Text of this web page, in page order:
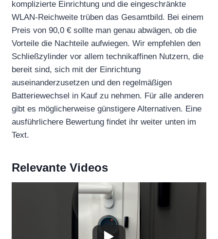
komplizierte Einrichtung und die eingeschränkte
WLAN-Reichweite trüben das Gesamtbild. Bei einem
Preis von 90,0 € sollte man genau abwägen, ob die
Vorteile die Nachteile aufwiegen. Wir empfehlen den
Schließzylinder vor allem technikaffinen Nutzern, die
bereit sind, sich mit der Einrichtung
auseinanderzusetzen und den regelmäßigen
Batteriewechsel in Kauf zu nehmen. Für alle anderen
gibt es möglicherweise günstigere Alternativen. Eine
ausführlichere Bewertung findet ihr weiter unten im
Text.
Relevante Videos